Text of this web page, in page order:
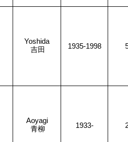
Yoshida
吉田
1935-1998
Aoyagi
青柳
1933-